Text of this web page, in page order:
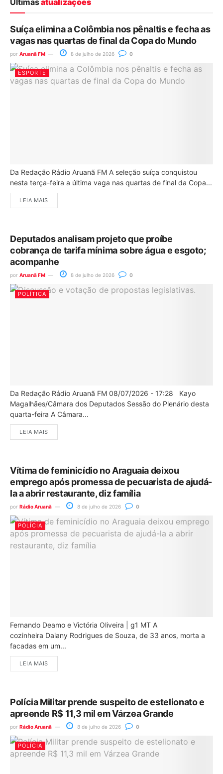
Suíça elimina a Colômbia nos pênaltis e fecha as
vagas nas quartas de final da Copa do Mundo
por Aruanã FM 8 de julho de 2026 0
ESPORTE
Da Redação Rádio Aruanã FM A seleção suíça conquistou
nesta terça-feira a última vaga nas quartas de final da Copa...
LEIA MAIS
Deputados analisam projeto que proíbe
cobrança de tarifa mínima sobre água e esgoto;
acompanhe
por Aruanã FM 8 de julho de 2026 0
POLÍTICA
Da Redação Rádio Aruanã FM 08/07/2026 - 17:28 Kayo
Magalhães/Câmara dos Deputados Sessão do Plenário desta
quarta-feira A Câmara...
LEIA MAIS
Vítima de feminicídio no Araguaia deixou
emprego após promessa de pecuarista de ajudá-
la a abrir restaurante, diz família
por Rádio Aruanã 8 de julho de 2026 0
POLÍCIA
Fernando Deamo e Victória Oliveira | g1 MT A
cozinheira Daiany Rodrigues de Souza, de 33 anos, morta a
facadas em um...
LEIA MAIS
Polícia Militar prende suspeito de estelionato e
apreende R$ 11,3 mil em Várzea Grande
por Rádio Aruanã 8 de julho de 2026 0
POLÍCIA